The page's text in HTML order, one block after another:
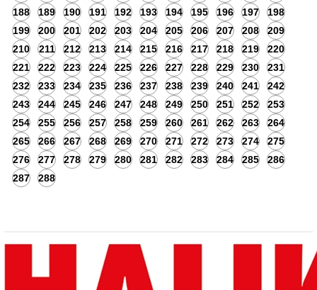
188
189 190 191 192 193 194 195 196 197
198
199
200 201 202 203 204 205 206 207 208
209
210
211 212 213 214 215 216 217 218 219
220
221
222 223 224 225 226 227 228 229 230
231
232
233 234 235 236 237 238 239 240 241
242
243
244 245 246 247 248 249 250 251 252
253
254
255 256 257 258 259 260 261 262 263
264
265
266 267 268 269 270 271 272 273 274
275
276
277 278 279 280 281 282 283 284 285
286
287
288